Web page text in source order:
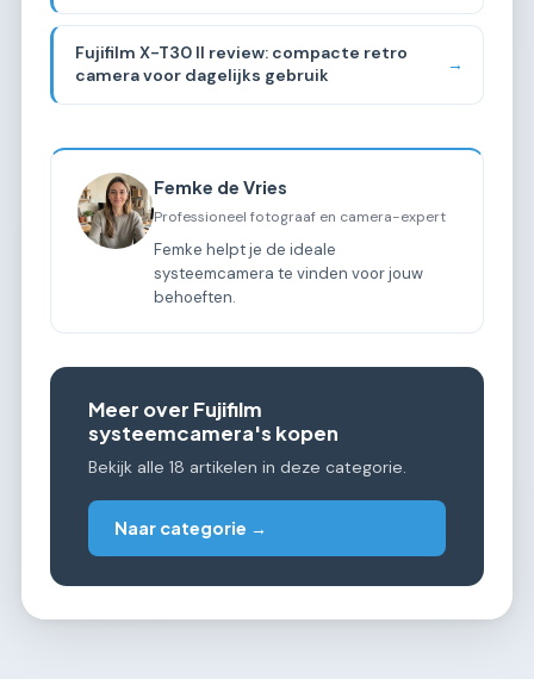
Fujifilm X-T30 II review: compacte retro
camera voor dagelijks gebruik
→
Femke de Vries
Professioneel fotograaf en camera-expert
Femke helpt je de ideale
systeemcamera te vinden voor jouw
behoeften.
Meer over Fujifilm
systeemcamera's kopen
Bekijk alle 18 artikelen in deze categorie.
Naar categorie →